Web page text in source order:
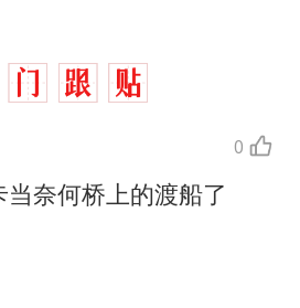
0
奈何桥上的渡船了